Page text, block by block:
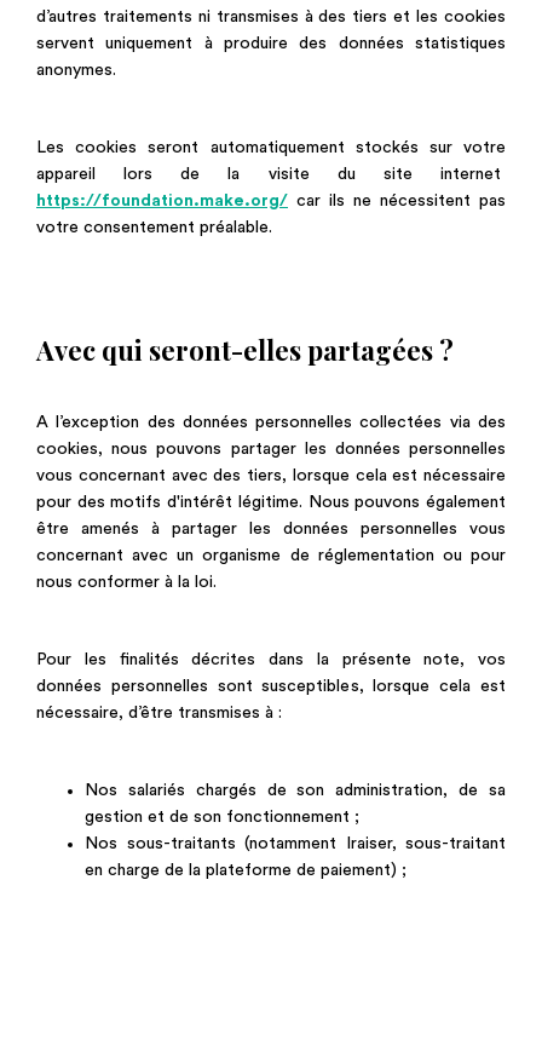
d’autres traitements ni transmises à des tiers et les cookies
servent uniquement à produire des données statistiques
anonymes.
Les cookies seront automatiquement stockés sur votre
appareil lors de la visite du site internet
https://foundation.make.org/ car ils ne nécessitent pas
votre consentement préalable.
Avec qui seront-elles partagées ?
A l’exception des données personnelles collectées via des
cookies, nous pouvons partager les données personnelles
vous concernant avec des tiers, lorsque cela est nécessaire
pour des motifs d'intérêt légitime. Nous pouvons également
être amenés à partager les données personnelles vous
concernant avec un organisme de réglementation ou pour
nous conformer à la loi.
Pour les finalités décrites dans la présente note, vos
données personnelles sont susceptibles, lorsque cela est
nécessaire, d’être transmises à :
Nos salariés chargés de son administration, de sa
gestion et de son fonctionnement ;
Nos sous-traitants (notamment Iraiser, sous-traitant
en charge de la plateforme de paiement) ;